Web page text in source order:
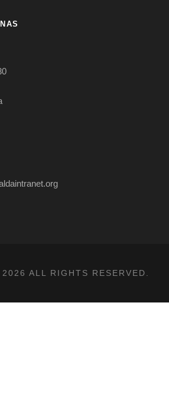
ALL RIGHTS RESERVED.